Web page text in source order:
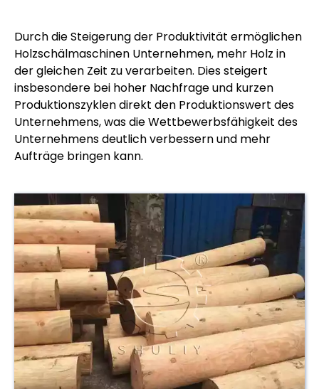
Durch die Steigerung der Produktivität ermöglichen
Holzschälmaschinen Unternehmen, mehr Holz in
der gleichen Zeit zu verarbeiten. Dies steigert
insbesondere bei hoher Nachfrage und kurzen
Produktionszyklen direkt den Produktionswert des
Unternehmens, was die Wettbewerbsfähigkeit des
Unternehmens deutlich verbessern und mehr
Aufträge bringen kann.